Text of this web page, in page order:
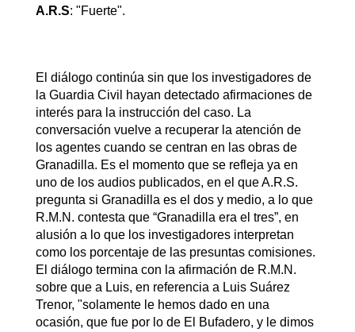
A.R.S: "Fuerte".
El diálogo continúa sin que los investigadores de
la Guardia Civil hayan detectado afirmaciones de
interés para la instrucción del caso. La
conversación vuelve a recuperar la atención de
los agentes cuando se centran en las obras de
Granadilla. Es el momento que se refleja ya en
uno de los audios publicados, en el que A.R.S.
pregunta si Granadilla es el dos y medio, a lo que
R.M.N. contesta que “Granadilla era el tres”, en
alusión a lo que los investigadores interpretan
como los porcentaje de las presuntas comisiones.
El diálogo termina con la afirmación de R.M.N.
sobre que a Luis, en referencia a Luis Suárez
Trenor, "solamente le hemos dado en una
ocasión, que fue por lo de El Bufadero, y le dimos